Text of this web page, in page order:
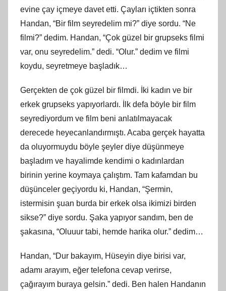
evine çay içmeye davet etti. Çayları içtikten sonra
Handan, “Bir film seyredelim mi?” diye sordu. “Ne
filmi?” dedim. Handan, “Çok güzel bir grupseks filmi
var, onu seyredelim.” dedi. “Olur.” dedim ve filmi
koydu, seyretmeye başladık…
Gerçekten de çok güzel bir filmdi. İki kadın ve bir
erkek grupseks yapıyorlardı. İlk defa böyle bir film
seyrediyordum ve film beni anlatılmayacak
derecede heyecanlandırmıştı. Acaba gerçek hayatta
da oluyormuydu böyle şeyler diye düşünmeye
başladım ve hayalimde kendimi o kadınlardan
birinin yerine koymaya çalıştım. Tam kafamdan bu
düşünceler geçiyordu ki, Handan, “Şermin,
istermisin şuan burda bir erkek olsa ikimizi birden
sikse?” diye sordu. Şaka yapıyor sandım, ben de
şakasına, “Oluuur tabi, hemde harika olur.” dedim…
Handan, “Dur bakayım, Hüseyin diye birisi var,
adamı arayım, eğer telefona cevap verirse,
çağırayım buraya gelsin.” dedi. Ben halen Handanın